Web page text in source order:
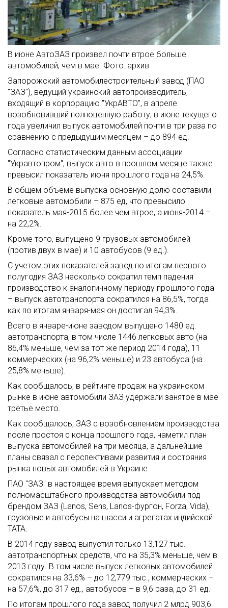
В июне АвтоЗАЗ произвел почти втрое больше
автомобилей, чем в мае. Фото: архив
Запорожский автомобилестроительный завод (ПАО
"ЗАЗ"), ведущий украинский автопроизводитель,
входящий в корпорацию "УкрАВТО", в апреле
возобновивший полноценную работу, в июне текущего
года увеличил выпуск автомобилей почти в три раза по
сравнению с предыдущим месяцем – до 894 ед.
Согласно статистическим данным ассоциации
"Укравтопром", выпуск авто в прошлом месяце также
превысил показатель июня прошлого года на 24,5%.
В общем объеме выпуска основную долю составили
легковые автомобили – 875 ед, что превысило
показатель мая-2015 более чем втрое, а июня-2014 –
на 22,2%.
Кроме того, выпущено 9 грузовых автомобилей
(против двух в мае) и 10 автобусов (9 ед.).
С учетом этих показателей завод по итогам первого
полугодия ЗАЗ несколько сократил темп падения
производство к аналогичному периоду прошлого года
– выпуск автотранспорта сократился на 86,5%, тогда
как по итогам января-мая он достигал 94,3%.
Всего в январе-июне заводом выпущено 1480 ед.
автотранспорта, в том числе 1446 легковых авто (на
86,4% меньше, чем за тот же период 2014 года), 11
коммерческих (на 96,2% меньше) и 23 автобуса (на
25,8% меньше).
Как сообщалось, в рейтинге продаж на украинском
рынке в июне автомобили ЗАЗ удержали занятое в мае
третье место.
Как сообщалось, ЗАЗ с возобновлением производства
после простоя с конца прошлого года, наметил план
выпуска автомобилей на три месяца, а дальнейшие
планы связал с перспективами развития и состояния
рынка новых автомобилей в Украине.
ПАО "ЗАЗ" в настоящее время выпускает методом
полномасштабного производства автомобили под
брендом ЗАЗ (Lanos, Sens, Lanos-фургон, Forzа, Vida),
грузовые и автобусы на шасси и агрегатах индийской
ТАТА.
В 2014 году завод выпустил только 13,127 тыс.
автотранспортных средств, что на 35,3% меньше, чем в
2013 году. В том числе выпуск легковых автомобилей
сократился на 33,6% – до 12,779 тыс., коммерческих –
на 57,6%, до 317 ед., автобусов – в 9,6 раза, до 31 ед.
По итогам прошлого года завод получил 2 млрд 903,6